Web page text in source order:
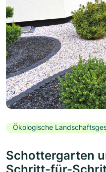
Ökologische
Schottergarten